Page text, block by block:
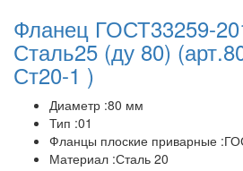
Фланец ГОСТ33259-
Сталь25 (ду 80)
Ст20-1 )
Диаметр :80 мм
Тип :01
Фланцы плоские приварные
Материал :Сталь 20